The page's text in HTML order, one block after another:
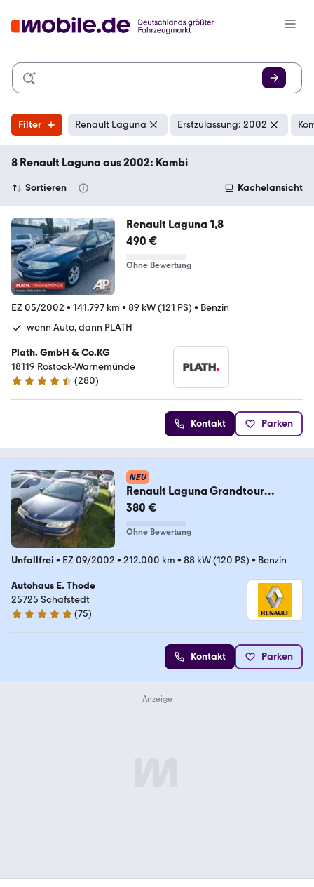
Filter Renault Laguna Erstzulassung: 2002
8 Renault Laguna aus 2002: Kombi
Sortieren Kachelansicht
Renault Laguna 1,8
490 €
Ohne Bewertung
EZ 05/2002 • 141.797 km • 89 kW (121 PS) • Benzin
wenn Auto, dann PLATH
Plath. GmbH & Co.KG
18119 Rostock-Warnemünde
4.7 Sterne
(280)
Kontakt Parken
NEU
Renault Laguna Grandtour
Authentique 1.8 16V
380 €
Ohne Bewertung
Unfallfrei • EZ 09/2002 • 212.000 km • 88 kW (120 PS) • Benzin
Autohaus E. Thode
25725 Schafstedt
4.8 Sterne
(75)
Kontakt Parken